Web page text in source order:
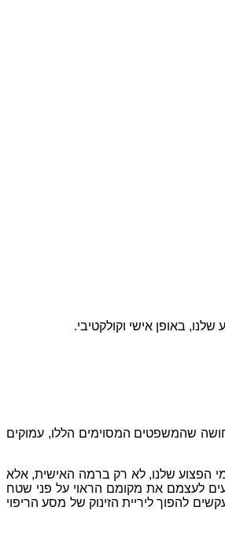
שלנו, באופן אישי וקולקטיבי.
שהמשפטים המסוימים הללו, עמוקים
הפצוע שלנו,לא רק ברמה האישית, אלא
לעצמם את מקומם הראוי על פני שטח
להפוך ליריית הזינוק של מסע הריפוי